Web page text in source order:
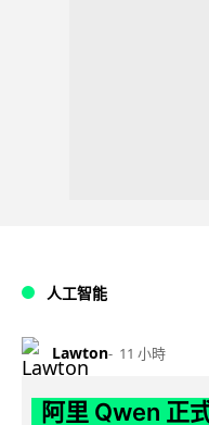
人工智能
Lawton 11 小時
阿里 Qwen 正